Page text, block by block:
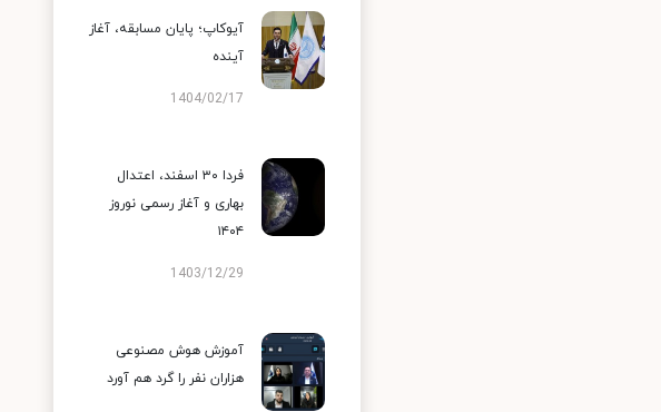
آیوکاپ؛ پایان مسابقه، آغاز
آینده
1404/02/17
فردا ۳۰ اسفند، اعتدال
بهاری و آغاز رسمی نوروز
۱۴۰۴
1403/12/29
آموزش هوش مصنوعی
هزاران نفر را گرد هم آورد